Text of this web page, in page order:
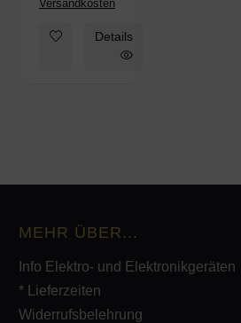
Versandkosten
Zum Merkzettel hinzufügen:
Details
MEHR ÜBER...
Info Elektro- und Elektronikgeräten
* Lieferzeiten
Widerrufsbelehrung